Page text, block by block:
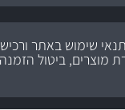
שימוש באתר
מוצרים, ביטול